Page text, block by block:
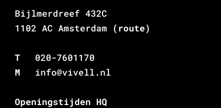
Bijlmerdreef 432C
1102 AC Amsterdam
(route)
T
020-7601170
M
info@vivell.nl
Openingstijden HQ